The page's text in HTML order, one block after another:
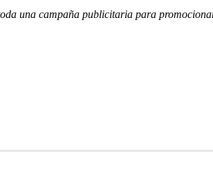
una campaña publicitaria para